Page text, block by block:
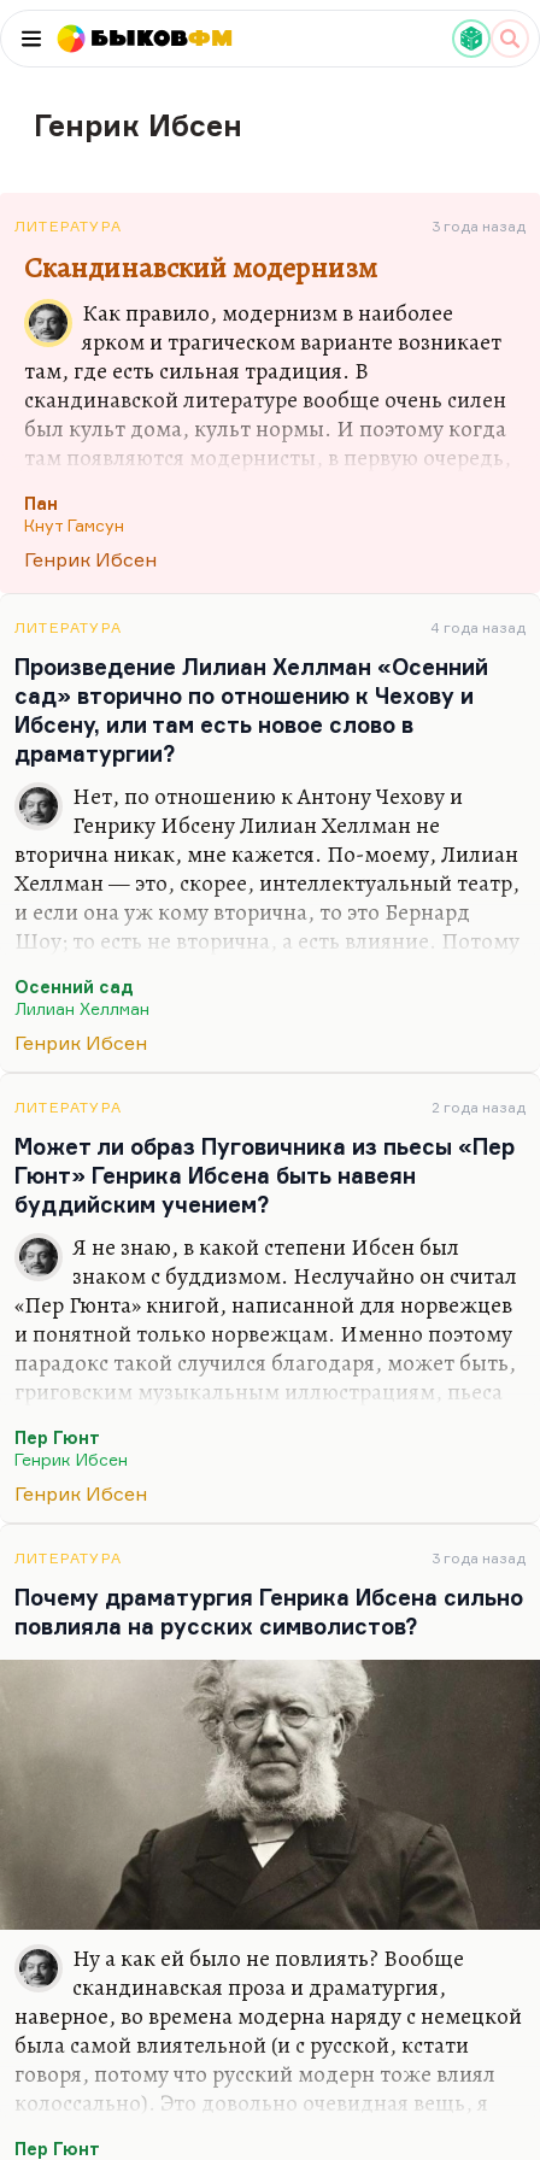
БыковФМ
Генрик Ибсен
ЛИТЕРАТУРА 3 года назад
Скандинавский модернизм
Как правило, модернизм в наиболее
ярком и трагическом варианте возникает
там, где есть сильная традиция. В
скандинавской литературе вообще очень силен
был культ дома, культ нормы. И поэтому когда
там появляются модернисты, в первую очередь,
чувством вины. Вот есть три великих
модернизма, модерна, которые находятся в
таком страшном противоречии с
современностью. Вернее, с той реальностью,
которая была до них.
Это Уайльд, Англия. Тут модернизм вообще
расцвел вообще самым пышным цветом, это и
Киплинг, это и Шоу. В некоторой степени это и
Честертон, консервативный модернист, но из
них такой наиболее общий. Это и Голсуорси,
который именно упадку…
Пан
Кнут Гамсун
Генрик Ибсен
ЛИТЕРАТУРА 4 года назад
Произведение Лилиан Хеллман «Осенний
сад» вторично по отношению к Чехову и
Ибсену, или там есть новое слово в
драматургии?
Нет, по отношению к Антону Чехову и
Генрику Ибсену Лилиан Хеллман не
вторична никак, мне кажется. По-моему, Лилиан
Хеллман — это, скорее, интеллектуальный театр,
и если она уж кому вторична, то это Бернард
Шоу; то есть не вторична, а есть влияние. Потому
«Квинтеэссенцию ибсенизма», он сам нисколько
суше, интеллектуальнее. Во всяком случае, «The
— это, мне кажется, все-таки воздействие театра
Бернарда Шоу, плюс, конечно, весь
американский театр находится под огромным
влиянием Юджина О’Нила, который изобрел
американскую драматургию, да и Теннеси
Уильямс вырос из него, как…
Осенний сад
Лилиан Хеллман
Генрик Ибсен
ЛИТЕРАТУРА 2 года назад
Может ли образ Пуговичника из пьесы «Пер
Гюнт» Генрика Ибсена быть навеян
буддийским учением?
Я не знаю, в какой степени Ибсен был
знаком с буддизмом. Неслучайно он считал
«Пер Гюнта» книгой, написанной для норвежцев
и понятной только норвежцам. Именно поэтому
парадокс такой случился благодаря, может быть,
григовским музыкальным иллюстрациям, пьеса
сегодня такую-то пьесу Ибсена знают во всем
мире, то ни «Бранда», ни «Привидения», даже не
«Кукольный дом», а «Пер Гюнта». И там, я думаю,
представлений о том, что каждый будет
переплавляться, переделываться,
перевоплощаться, превращаться в ложку, в
пуговицу.
Пер Гюнт
Генрик Ибсен
Генрик Ибсен
ЛИТЕРАТУРА 3 года назад
Почему драматургия Генрика Ибсена сильно
повлияла на русских символистов?
Ну а как ей было не повлиять? Вообще
скандинавская проза и драматургия,
наверное, во времена модерна наряду с немецкой
была самой влиятельной (и с русской, кстати
говоря, потому что русский модерн тоже влиял
колоссально). Это довольно очевидная вещь, я
Пер Гюнт